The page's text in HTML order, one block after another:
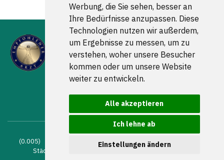
Werbung, die Sie sehen, besser an
Ihre Bedürfnisse anzupassen. Diese
Technologien nutzen wir außerdem,
um Ergebnisse zu messen, um zu
verstehen, woher unsere Besucher
kommen oder um unsere Website
weiter zu entwickeln.
Alle akzeptieren
Ich lehne ab
Einstellungen ändern
(0.005) © 2004 - 2026 DEV AG |Zahnarztsuche|Zahnärzte in
Städten
AGB